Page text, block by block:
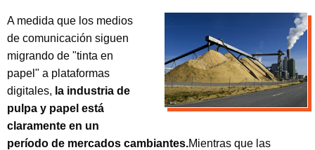
A medida que los medios
de comunicación siguen
migrando de "tinta en
papel" a plataformas
digitales, la industria de
pulpa y papel está
claramente en un
período de mercados cambiantes.Mientras que las